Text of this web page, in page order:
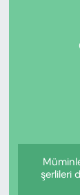
şerlileri
YENİ
EĞİTİM
KADIN
Trafik
Süper
Tüm
Haber